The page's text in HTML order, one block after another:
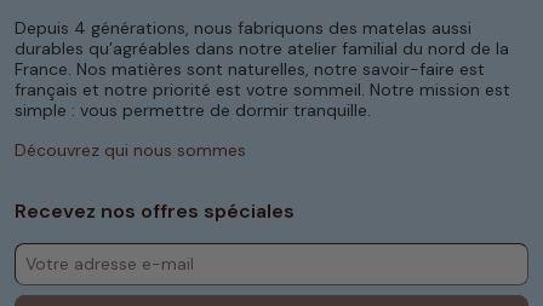
Depuis 4 générations, nous fabriquons des matelas aussi
durables qu’agréables dans notre atelier familial du nord de la
France. Nos matières sont naturelles, notre savoir-faire est
français et notre priorité est votre sommeil. Notre mission est
simple : vous permettre de dormir tranquille.
Découvrez qui nous sommes
Recevez nos offres spéciales